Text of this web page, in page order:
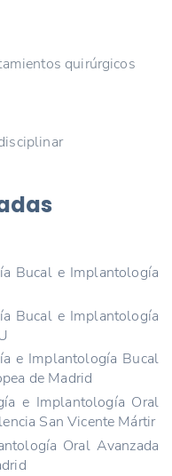
quirúrgicos
Bucal e Implantología
Bucal e Implantología
e Implantología Bucal
de Madrid
e Implantología Oral
San Vicente Mártir
Oral Avanzada